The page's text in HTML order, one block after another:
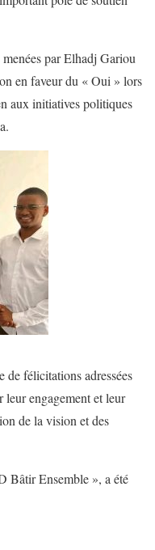
par Elhadj Gariou
en faveur du « Oui » lors
aux initiatives politiques
de félicitations adressées
engagement et leur
de la vision et des
Bâtir Ensemble », a été